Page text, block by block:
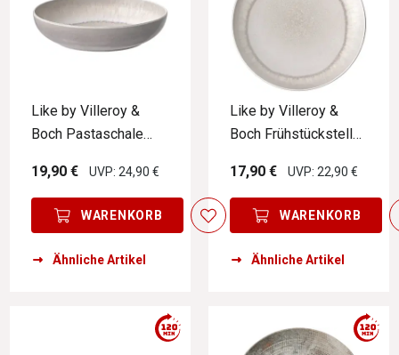
Like by Villeroy &
Boch Pastaschale
19,90 €
UVP: 24,90 €
WARENKORB
Ähnliche Artikel
Like by Villeroy &
Boch Frühstücksteller
17,90 €
UVP: 22,90 €
WARENKORB
Ähnliche Artikel